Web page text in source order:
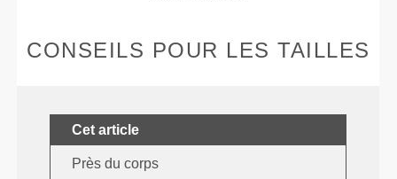
CONSEILS POUR LES TAILLES
Cet article
Près du corps